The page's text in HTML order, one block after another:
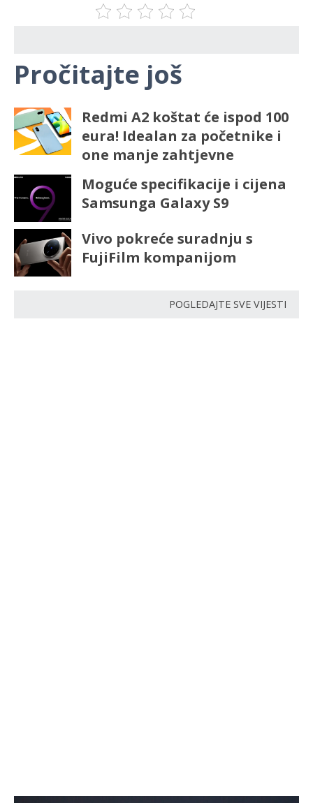
Pročitajte još
Redmi A2 koštat će ispod 100
eura! Idealan za početnike i
one manje zahtjevne
Moguće specifikacije i cijena
Samsunga Galaxy S9
Vivo pokreće suradnju s
FujiFilm kompanijom
POGLEDAJTE SVE VIJESTI